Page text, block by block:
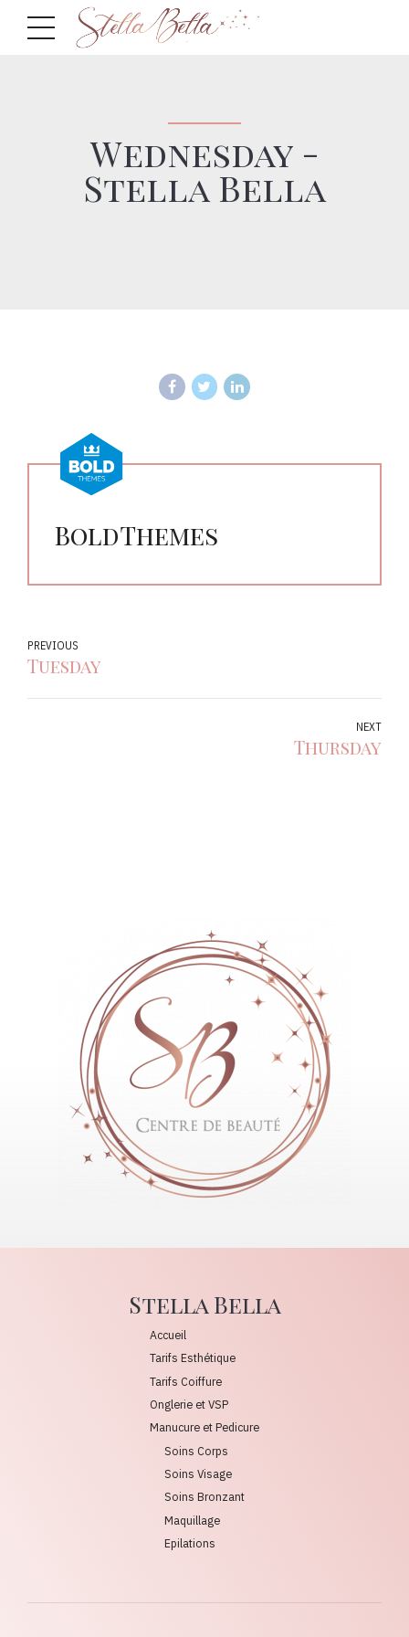
Wednesday -
Stella Bella
BoldThemes
PREVIOUS
Tuesday
NEXT
Thursday
Stella Bella
Accueil
Tarifs Esthétique
Tarifs Coiffure
Onglerie et VSP
Manucure et Pedicure
Soins Corps
Soins Visage
Soins Bronzant
Maquillage
Epilations